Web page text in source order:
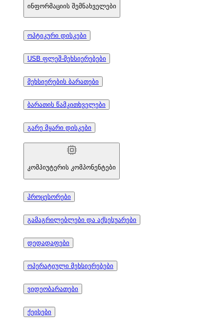
ინფორმაციის შემნახველები
ოპტიკური დისკები
USB ფლეშ-მეხსიერებები
მეხსიერების ბარათები
ბარათის წამკითხველები
გარე მყარი დისკები
კომპიუტერის კომპონენტები
პროცესორები
გამაგრილებლები და აქსესუარები
დედადაფები
ოპერატიული მეხსიერებები
ვიდეობარათები
ქეისები